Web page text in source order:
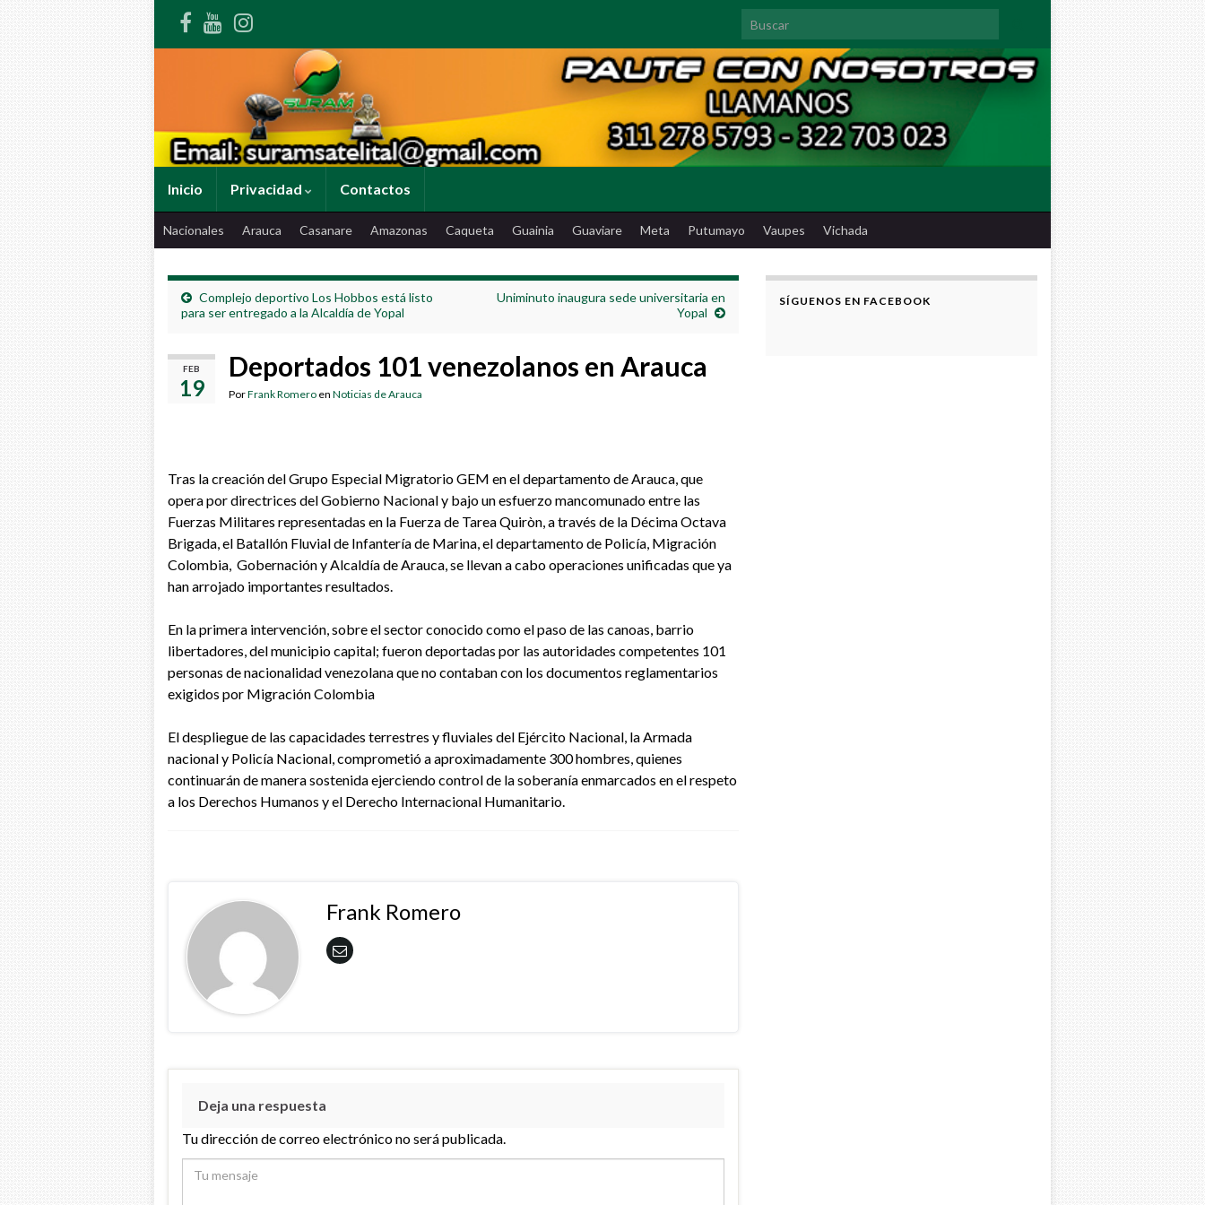
Search for:
Inicio Privacidad Contactos
Nacionales Arauca Casanare Amazonas Caqueta Guainia Guaviare Meta Putumayo Vaupes Vichada
Complejo deportivo Los Hobbos está listo
para ser entregado a la Alcaldía de Yopal
Uniminuto inaugura sede universitaria en
Yopal
FEB
19
Deportados 101 venezolanos en Arauca
PorFrank Romero en Noticias de Arauca
Tras la creación del Grupo Especial Migratorio GEM en el departamento de Arauca, que
opera por directrices del Gobierno Nacional y bajo un esfuerzo mancomunado entre las
Fuerzas Militares representadas en la Fuerza de Tarea Quiròn, a través de la Décima Octava
Brigada, el Batallón Fluvial de Infantería de Marina, el departamento de Policía, Migración
Colombia, Gobernación y Alcaldía de Arauca, se llevan a cabo operaciones unificadas que ya
han arrojado importantes resultados.
En la primera intervención, sobre el sector conocido como el paso de las canoas, barrio
libertadores, del municipio capital; fueron deportadas por las autoridades competentes 101​​​​​​​​
personas de nacionalidad venezolana que no contaban con los documentos reglamentarios
exigidos por Migración Colombia
El despliegue de las capacidades terrestres y fluviales del Ejército Nacional, la Armada
nacional y Policía Nacional, comprometió a aproximadamente 300 hombres, quienes
continuarán de manera sostenida ejerciendo control de la soberanía enmarcados en el respeto
a los Derechos Humanos y el Derecho Internacional Humanitario.
Frank Romero
Deja una respuesta
Tu dirección de correo electrónico no será publicada.
SÍGUENOS EN FACEBOOK